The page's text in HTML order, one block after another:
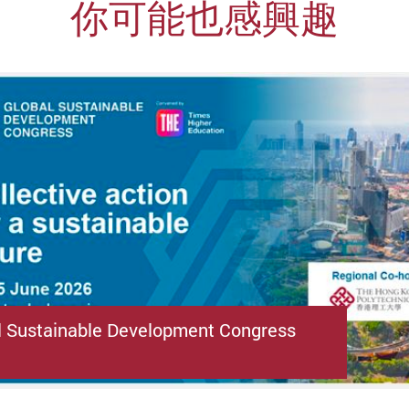
你可能也感興趣
Sustainable Development Congress